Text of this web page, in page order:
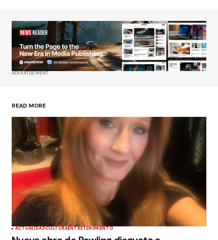
ADVERTISEMENT
READ MORE
ACTUALIDADCULTURAENTRETENIMIENTO